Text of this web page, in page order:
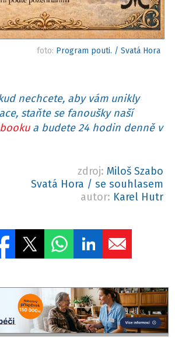
foto: Program pouti. / Svatá Hora
nechcete, aby vám unikly
staňte se fanoušky naší
a budete 24 hodin denně v
zdroj: Miloš Szabo
Svatá Hora / se souhlasem
autor: Karel Hutr